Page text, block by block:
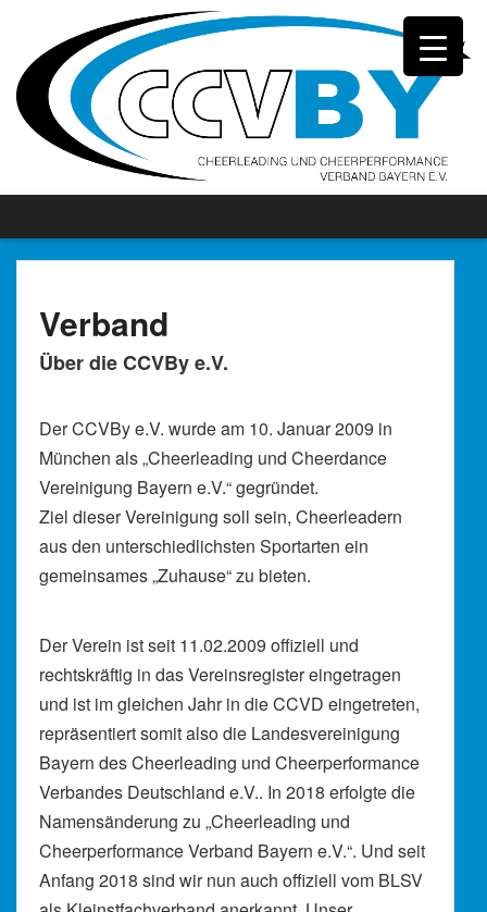
Verband
Über die CCVBy e.V.
Der CCVBy e.V. wurde am 10. Januar 2009 in
München als „Cheerleading und Cheerdance
Vereinigung Bayern e.V.“ gegründet.
Ziel dieser Vereinigung soll sein, Cheerleadern
aus den unterschiedlichsten Sportarten ein
gemeinsames „Zuhause“ zu bieten.
Der Verein ist seit 11.02.2009 offiziell und
rechtskräftig in das Vereinsregister eingetragen
und ist im gleichen Jahr in die CCVD eingetreten,
repräsentiert somit also die Landesvereinigung
Bayern des Cheerleading und Cheerperformance
Verbandes Deutschland e.V.. In 2018 erfolgte die
Namensänderung zu „Cheerleading und
Cheerperformance Verband Bayern e.V.“. Und seit
Anfang 2018 sind wir nun auch offiziell vom BLSV